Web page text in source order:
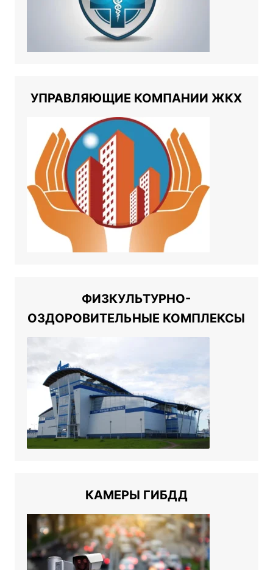
УПРАВЛЯЮЩИЕ КОМПАНИИ ЖКХ
ФИЗКУЛЬТУРНО-
ОЗДОРОВИТЕЛЬНЫЕ КОМПЛЕКСЫ
КАМЕРЫ ГИБДД